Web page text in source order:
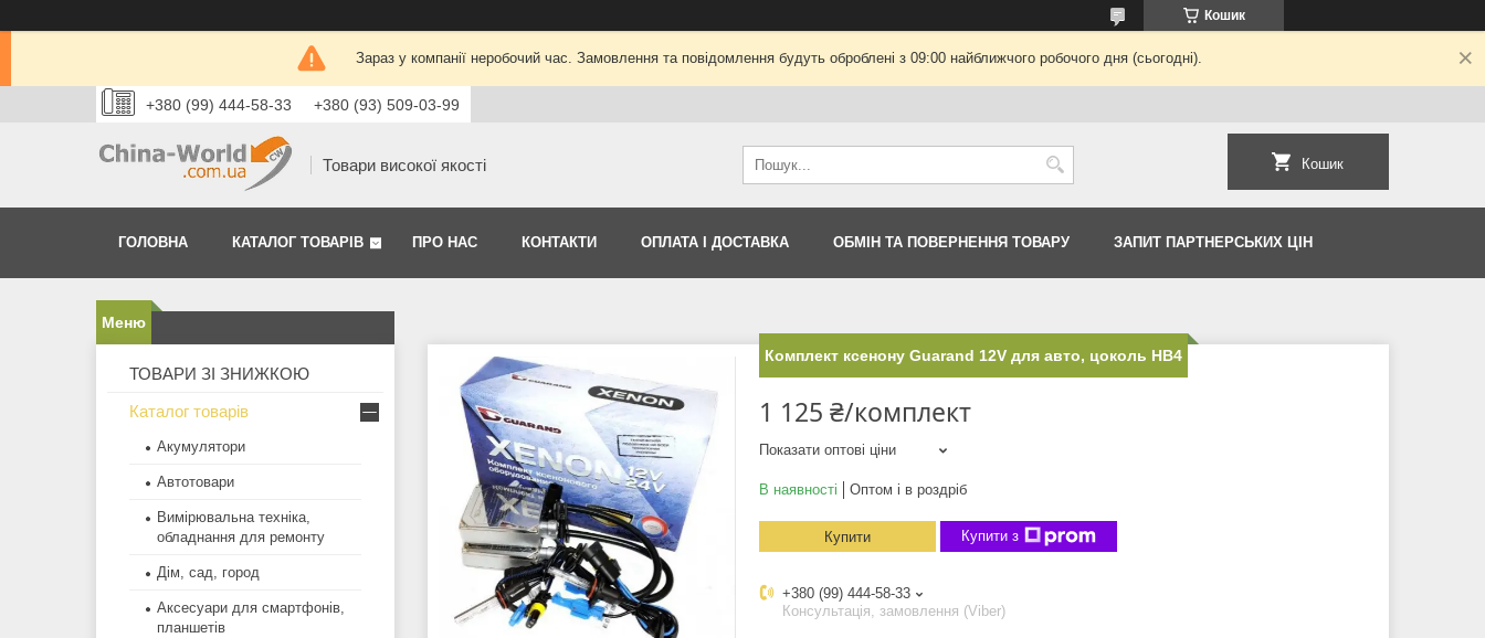
Кошик
Зараз у компанії неробочий час. Замовлення та повідомлення будуть оброблені з 09:00 найближчого робочого дня (сьогодні).
+380 (99) 444-58-33 +380 (93) 509-03-99
Товари високої якості Кошик
ГОЛОВНА КАТАЛОГ ТОВАРІВ ПРО НАС КОНТАКТИ ОПЛАТА І ДОСТАВКА ОБМІН ТА ПОВЕРНЕННЯ ТОВАРУ ЗАПИТ ПАРТНЕРСЬКИХ ЦІН
Комплект ксенону Guarand 12V для авто, цоколь HB4
1 125 ₴/комплект
Показати оптові ціни
В наявності Оптом і в роздріб
Купити Купити з
+380 (99) 444-58-33
Консультація, замовлення (Viber)
ТОВАРИ ЗІ ЗНИЖКОЮ
Каталог товарів
Акумулятори
Автотовари
Вимірювальна техніка,
обладнання для ремонту
Дім, сад, город
Аксесуари для смартфонів,
планшетів